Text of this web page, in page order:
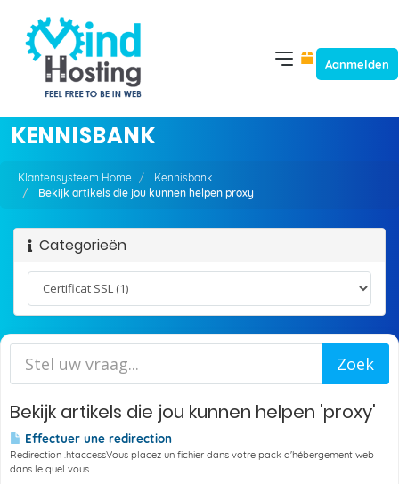
Aanmelden
KENNISBANK
Klantensysteem Home
Kennisbank
Bekijk artikels die jou kunnen helpen proxy
Categorieën
Bekijk artikels die jou kunnen helpen 'proxy'
Effectuer une redirection
Redirection .htaccessVous placez un fichier dans votre pack d'hébergement web
dans le quel vous...